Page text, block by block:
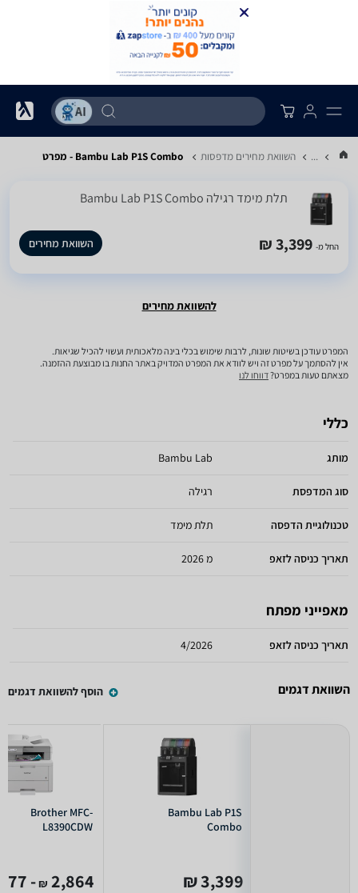
... השוואת מחירים מדפסות Bambu Lab P1S Combo - מפרט
‏תלת מימד ‏רגילה Bambu Lab P1S Combo
החל מ- 3,399 ₪ השוואת מחירים
להשוואת מחירים
המפרט עודכן בשיטות שונות, לרבות שימוש בכלי בינה מלאכותית ועשוי להכיל שגיאות.
אין להסתמך על מפרט זה ויש לוודא את המפרט המדויק באתר החנות בו מבוצעת ההזמנה.
מצאתם טעות במפרט?דווחו לנו
כללי
מותג Bambu Lab
סוג המדפסת רגילה
טכנולוגיית הדפסה תלת מימד
תאריך כניסה לזאפ מ 2026
מאפייני מפתח
תאריך כניסה לזאפ 4/2026
השוואת דגמים הוסף להשוואת דגמים
Bambu Lab P1S
Combo
3,399 ₪
Brother MFC-
L8390CDW
2,864
₪
- 2,277